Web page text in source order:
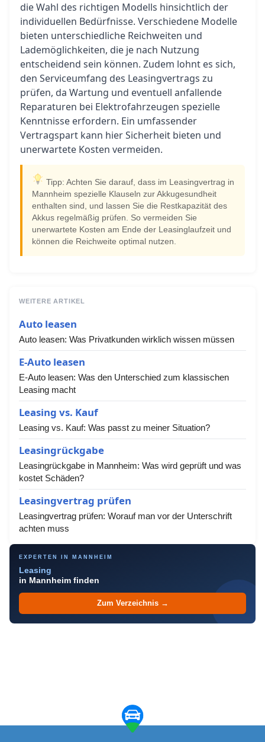
die Wahl des richtigen Modells hinsichtlich der
individuellen Bedürfnisse. Verschiedene Modelle
bieten unterschiedliche Reichweiten und
Lademöglichkeiten, die je nach Nutzung
entscheidend sein können. Zudem lohnt es sich,
den Serviceumfang des Leasingvertrags zu
prüfen, da Wartung und eventuell anfallende
Reparaturen bei Elektrofahrzeugen spezielle
Kenntnisse erfordern. Ein umfassender
Vertragspart kann hier Sicherheit bieten und
unerwartete Kosten vermeiden.
Tipp: Achten Sie darauf, dass im Leasingvertrag in
Mannheim spezielle Klauseln zur Akkugesundheit
enthalten sind, und lassen Sie die Restkapazität des
Akkus regelmäßig prüfen. So vermeiden Sie
unerwartete Kosten am Ende der Leasinglaufzeit und
können die Reichweite optimal nutzen.
WEITERE ARTIKEL
Auto leasen
Auto leasen: Was Privatkunden wirklich wissen müssen
E-Auto leasen
E-Auto leasen: Was den Unterschied zum klassischen
Leasing macht
Leasing vs. Kauf
Leasing vs. Kauf: Was passt zu meiner Situation?
Leasingrückgabe
Leasingrückgabe in Mannheim: Was wird geprüft und was
kostet Schäden?
Leasingvertrag prüfen
Leasingvertrag prüfen: Worauf man vor der Unterschrift
achten muss
EXPERTEN IN MANNHEIM
Leasing
in Mannheim finden
Zum Verzeichnis →